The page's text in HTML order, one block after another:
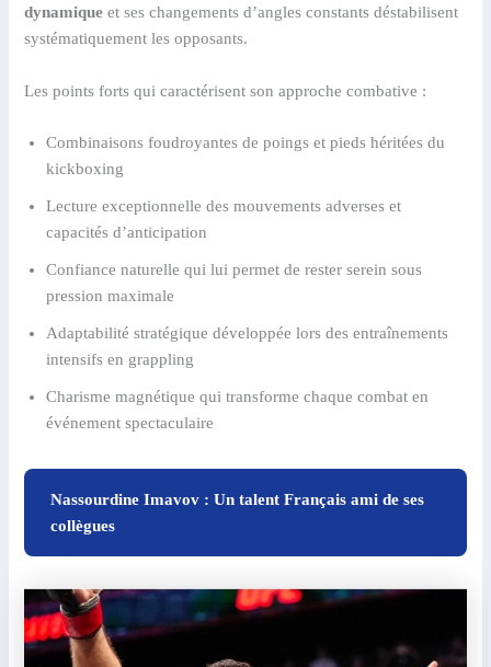
dynamique et ses changements d’angles constants déstabilisent
systématiquement les opposants.
Les points forts qui caractérisent son approche combative :
Combinaisons foudroyantes de poings et pieds héritées du
kickboxing
Lecture exceptionnelle des mouvements adverses et
capacités d’anticipation
Confiance naturelle qui lui permet de rester serein sous
pression maximale
Adaptabilité stratégique développée lors des entraînements
intensifs en grappling
Charisme magnétique qui transforme chaque combat en
événement spectaculaire
Nassourdine Imavov : Un talent Français ami de ses
collègues